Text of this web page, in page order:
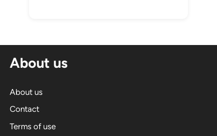
About us
About us
Contact
Terms of use